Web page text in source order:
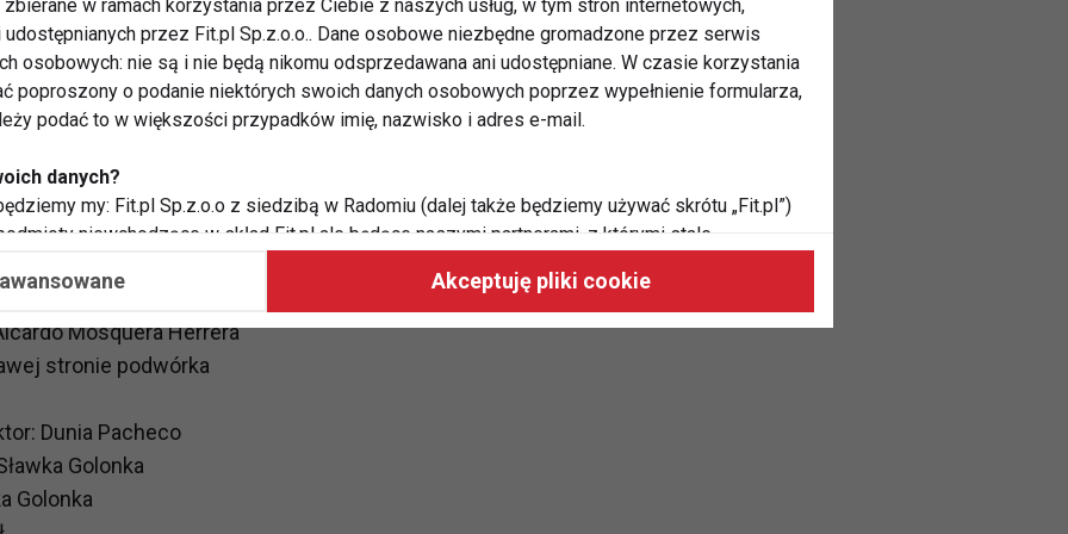
stronie podwórka
Delgado
Yoko Delgado
Mosquera Herrera
stronie podwórka
Dunia Pacheco
Golonka
Golonka
w ramach korzystania przez Ciebie z naszych usług, w tym stron internetowych,
przez Fit.pl Sp.z.o.o.. Dane osobowe niezbędne gromadzone przez serwis
osobowych: nie są i nie będą nikomu odsprzedawana ani udostępniane. W czasie korzystania
poproszony o podanie niektórych swoich danych osobowych poprzez wypełnienie formularza,
podać to w większości przypadków imię, nazwisko i adres e-mail.
danych?
my: Fit.pl Sp.z.o.o z siedzibą w Radomiu (dalej także będziemy używać skrótu „Fit.pl”)
niewchodzące w skład Fit.pl ale będące naszymi partnerami, z którymi stale
dane?
usług, w tym aby wykryć ewentualne boty, oszustwa czy nadużycia,
do Twoich potrzeb i zainteresowań,
nam udoskonalać nasze usługi i sprawić, że będą maksymalnie odpowiadać Twoim
Akceptuję pliki cookie